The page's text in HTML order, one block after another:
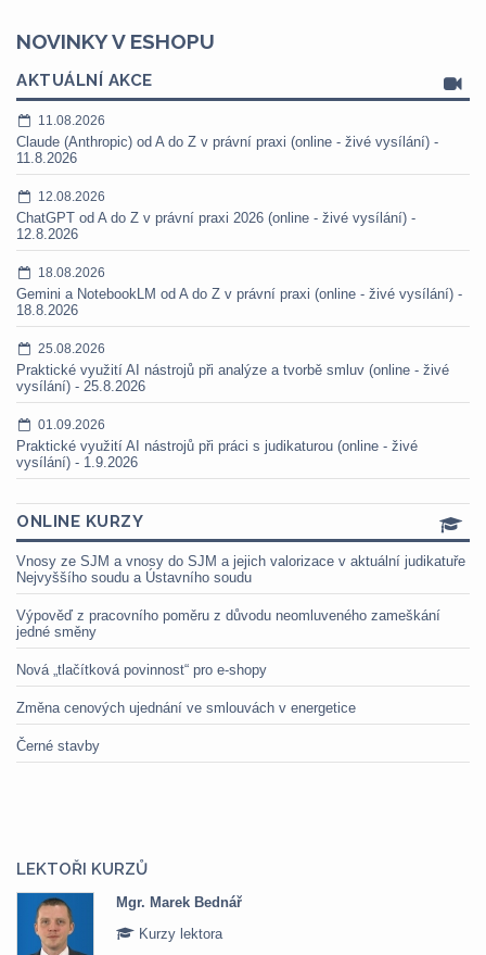
NOVINKY V ESHOPU
AKTUÁLNÍ AKCE
11.08.2026
Claude (Anthropic) od A do Z v právní praxi (online - živé vysílání) -
11.8.2026
12.08.2026
ChatGPT od A do Z v právní praxi 2026 (online - živé vysílání) -
12.8.2026
18.08.2026
Gemini a NotebookLM od A do Z v právní praxi (online - živé vysílání) -
18.8.2026
25.08.2026
Praktické využití AI nástrojů při analýze a tvorbě smluv (online - živé
vysílání) - 25.8.2026
01.09.2026
Praktické využití AI nástrojů při práci s judikaturou (online - živé
vysílání) - 1.9.2026
ONLINE KURZY
Vnosy ze SJM a vnosy do SJM a jejich valorizace v aktuální judikatuře
Nejvyššího soudu a Ústavního soudu
Výpověď z pracovního poměru z důvodu neomluveného zameškání
jedné směny
Nová „tlačítková povinnost“ pro e-shopy
Změna cenových ujednání ve smlouvách v energetice
Černé stavby
LEKTOŘI KURZŮ
Mgr. Marek Bednář
Kurzy lektora